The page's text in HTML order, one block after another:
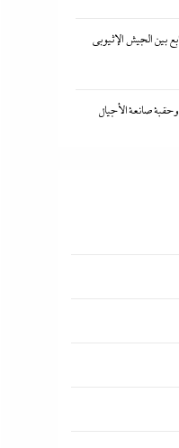
بين الجيش الإثيوبي
صانعة الأجيال